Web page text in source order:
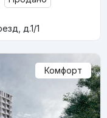
д.1/1
Комфорт